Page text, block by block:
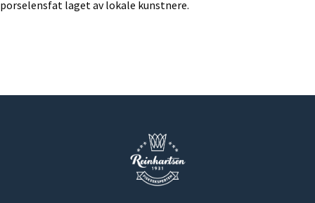
porselensfat laget av lokale kunstnere.